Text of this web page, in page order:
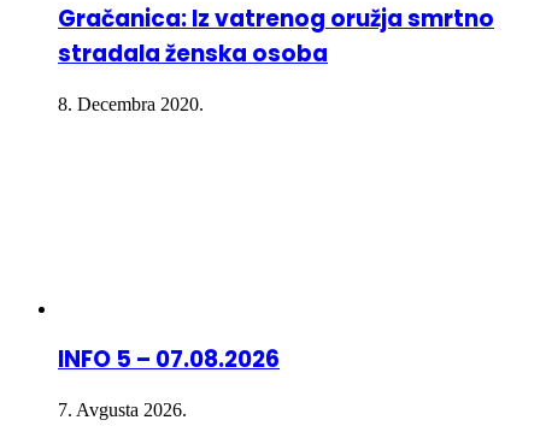
Gračanica: Iz vatrenog oružja smrtno
stradala ženska osoba
8. Decembra 2020.
INFO 5 – 07.08.2026
7. Avgusta 2026.